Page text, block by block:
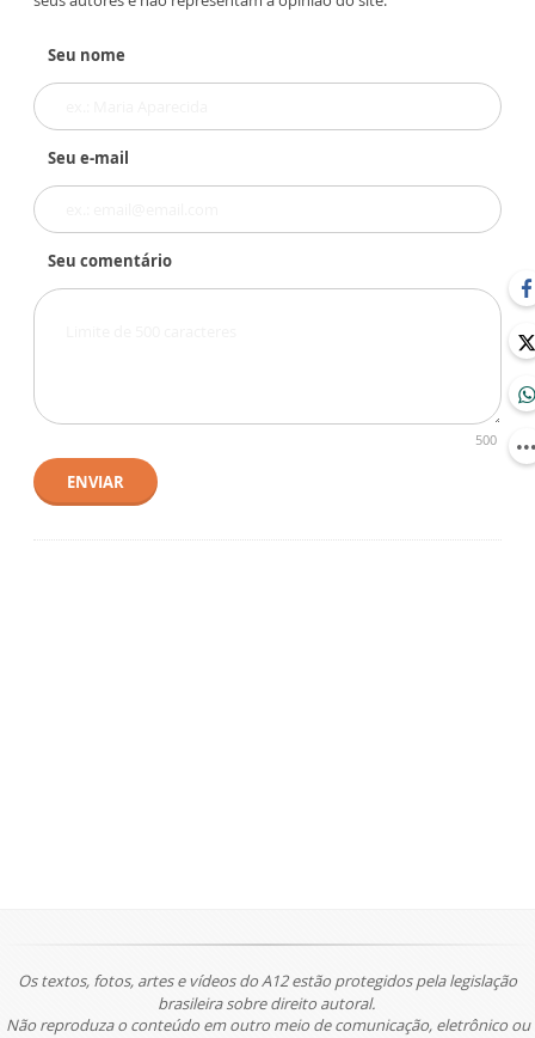
Seu nome
Seu e-mail
Seu comentário
500
ENVIAR
Os textos, fotos, artes e vídeos do A12 estão protegidos pela legislação
brasileira sobre direito autoral.
Não reproduza o conteúdo em outro meio de comunicação, eletrônico ou